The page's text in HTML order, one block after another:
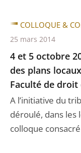
4 et 5 octobre
des plans
Faculté de droit
A l’initiative du
déroulé, dans les
colloque
COLLOQUE &
25 mars 2014